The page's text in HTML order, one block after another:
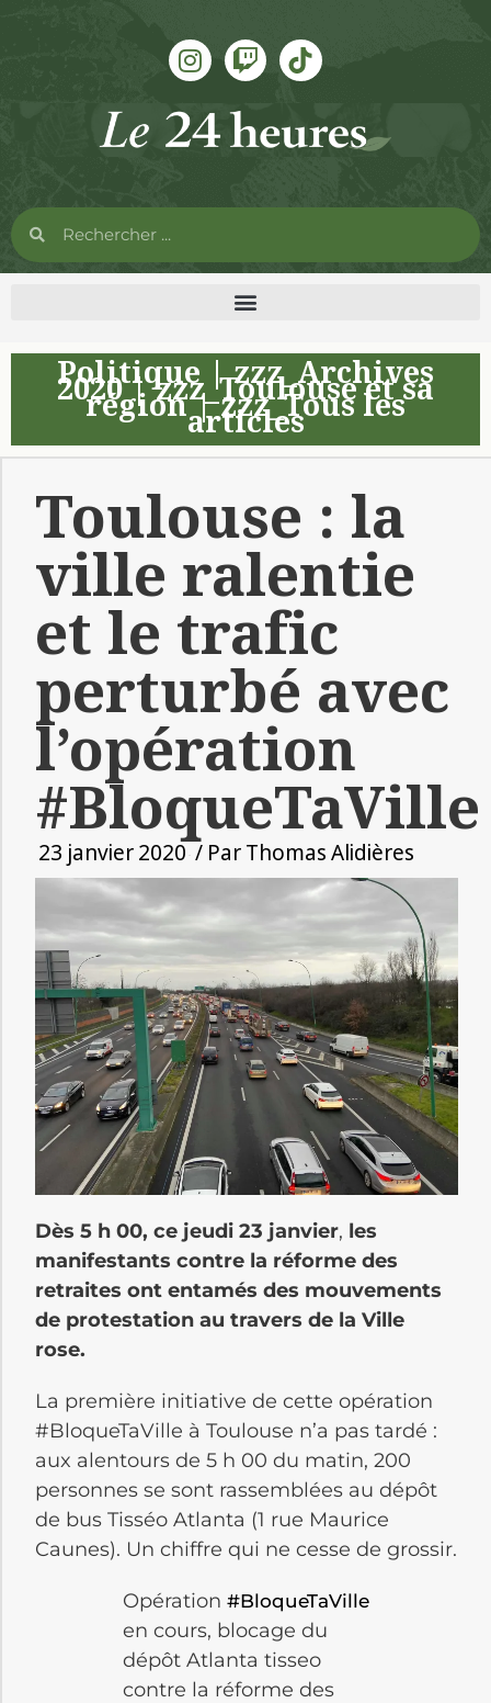
Politique|zzz_Archives
2020|zzz_Toulouse et sa
région|zzz_Tous les
articles
Toulouse : la
ville ralentie
et le trafic
perturbé avec
l’opération
#BloqueTaVille
23 janvier 2020 / ParThomas Alidières
Dès 5 h 00, ce jeudi 23 janvier, les
manifestants contre la réforme des
retraites ont entamés des mouvements
de protestation au travers de la Ville
rose.
La première initiative de cette opération
#BloqueTaVille à Toulouse n’a pas tardé :
aux alentours de 5 h 00 du matin, 200
personnes se sont rassemblées au dépôt
de bus Tisséo Atlanta (1 rue Maurice
Caunes). Un chiffre qui ne cesse de grossir.
Opération #BloqueTaVille
en cours, blocage du
dépôt Atlanta tisseo
contre la réforme des